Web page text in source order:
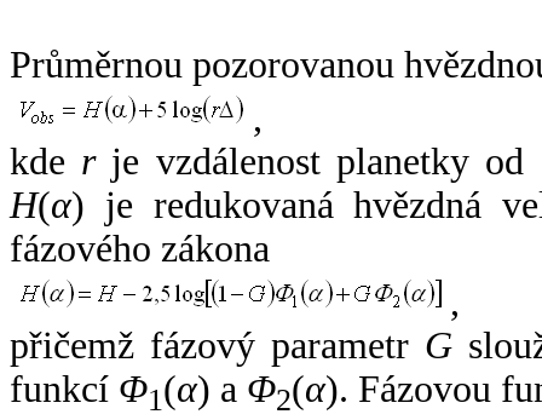
Průměrnou pozorovanou
,
kde rje vzdálenost planetky od
H(α) je redukovaná hvězdná
fázového zákona
,
přičemž fázový parametr G
funkcí Φ1(α) a Φ2(α). Fázovou